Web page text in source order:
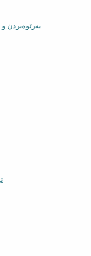
بەرێوەبردن